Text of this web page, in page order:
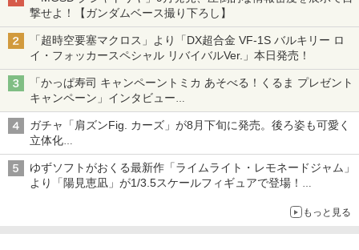
撃せよ！【ガンダムベース撮り下ろし】
「超時空要塞マクロス」より「DX超合金 VF-1S バルキリー ロ
イ・フォッカースペシャル リバイバルVer.」本日発売！
「かっぱ寿司 キャンペーントミカ あそべる！くるま プレゼント
キャンペーン」インタビュー
子どもが楽しめるかっぱ寿司ならではの体験とコラボの楽しさを
追求
ガチャ「肩ズンFig. カーズ」が8月下旬に発売。後ろ姿も可愛く
立体化
ライトニング・マックィーンやメーターなど4種がラインナップ
ゆずソフトがおくる最新作「ライムライト・レモネードジャム」
より「陽見恵凪」が1/3.5スケールフィギュアで登場！
もっと見る